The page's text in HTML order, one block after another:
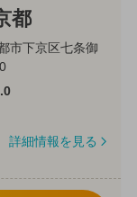
都
市下京区七条御
詳細情報を見る